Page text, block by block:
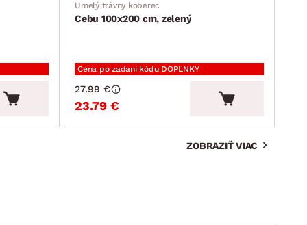
Umelý trávny koberec
Cebu 100x200 cm, zelený
Cena po zadaní kódu DOPLNKY
23.79 €
27.99 €
ZOBRAZIŤ VIAC